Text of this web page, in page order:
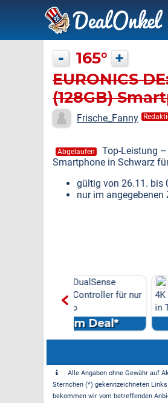
- 165° +
EURONICS
(128GB)
EuroFrische_Fanny
Abgelaufen
Top-Leistung
Smartphone in Schwarz
gültig von 26.11. bis
nur im
für nur
Samsung
4K 120Hz 65 Zoll
Zum Deal*
Alle Angaben ohne Gewähr auf
Sternchen (*) gekennzeichneten
bekommen wir vom betreffenden